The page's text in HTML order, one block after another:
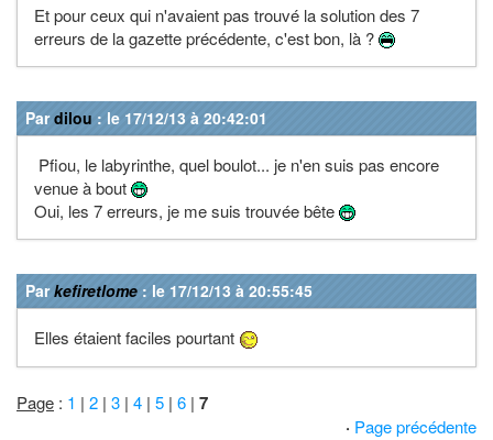
Et pour ceux qui n'avaient pas trouvé la solution des 7
erreurs de la gazette précédente, c'est bon, là ?
Pardilou : le 17/12/13 à 20:42:01
Pfiou, le labyrinthe, quel boulot... je n'en suis pas encore
venue à bout
Oui, les 7 erreurs, je me suis trouvée bête
Parkefiretlome : le 17/12/13 à 20:55:45
Elles étaient faciles pourtant
Page : 1 | 2 | 3 | 4 | 5 | 6 | 7
· Page précédente